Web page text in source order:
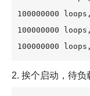
100000000
100000000
100000000
2. 挨个启动，待